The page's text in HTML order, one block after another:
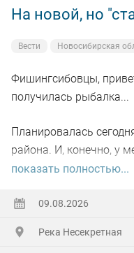
На новой, но
Вести Новосибирская
Фишингсибовцы,
получилась рыбалка...
Планировалась
района. И, конечно, у
пробежаться по
"ХА" (честно отпустил
сомневался)))
показать полностью...
09.08.2026
Река Несекретная